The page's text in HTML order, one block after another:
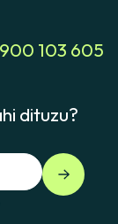
900 103 605
dituzu?